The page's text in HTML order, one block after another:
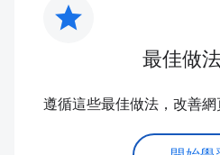
star
最佳做
遵循這些最佳做法，改善網